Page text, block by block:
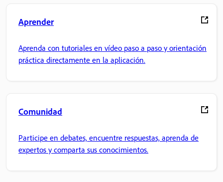
Aprender
Aprenda con tutoriales en vídeo paso a paso y orientación
práctica directamente en la aplicación.
Comunidad
Participe en debates, encuentre respuestas, aprenda de
expertos y comparta sus conocimientos.